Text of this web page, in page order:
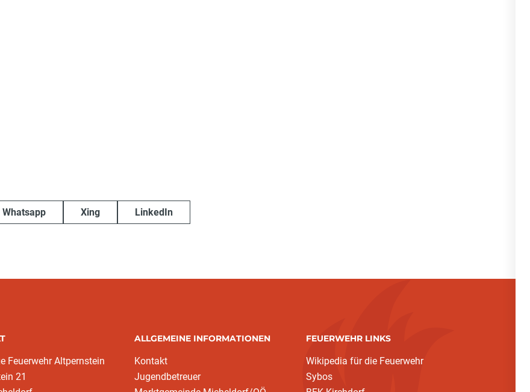
Whatsapp Xing LinkedIn
Feuerwehr Altpernstein
21
ALLGEMEINE INFORMATIONEN
Kontakt
Jugendbetreuer
FEUERWEHR LINKS
Wikipedia für die Feuerwehr
Sybos